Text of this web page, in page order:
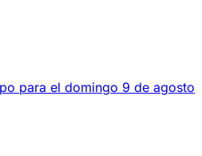
para el domingo 9 de agosto